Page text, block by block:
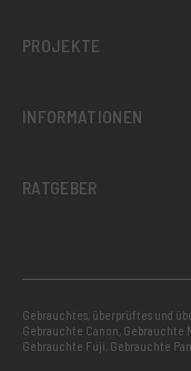
PROJEKTE
INFORMATIONEN
RATGEBER
Gebrauchtes, überprüftes und
Gebrauchte Canon, Gebrauchte
Gebrauchte Fuji, Gebrauchte